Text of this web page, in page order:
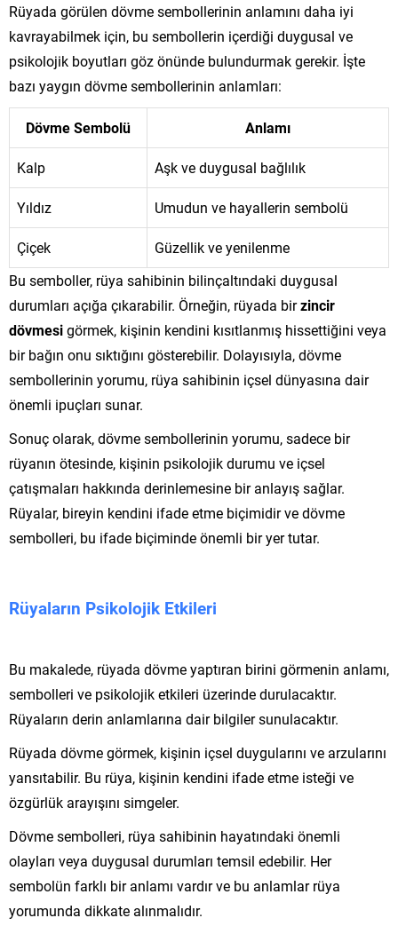
Rüyada görülen dövme sembollerinin anlamını daha iyi
kavrayabilmek için, bu sembollerin içerdiği duygusal ve
psikolojik boyutları göz önünde bulundurmak gerekir. İşte
bazı yaygın dövme sembollerinin anlamları:
Dövme Sembolü Anlamı
Kalp Aşk ve duygusal bağlılık
Yıldız Umudun ve hayallerin sembolü
Çiçek
Güzellik ve yenilenme
Bu semboller, rüya sahibinin bilinçaltındaki duygusal
durumları açığa çıkarabilir. Örneğin, rüyada birzincir
dövmesigörmek, kişinin kendini kısıtlanmış hissettiğini veya
bir bağın onu sıktığını gösterebilir. Dolayısıyla, dövme
sembollerinin yorumu, rüya sahibinin içsel dünyasına dair
önemli ipuçları sunar.
Sonuç olarak, dövme sembollerinin yorumu, sadece bir
rüyanın ötesinde, kişinin psikolojik durumu ve içsel
çatışmaları hakkında derinlemesine bir anlayış sağlar.
Rüyalar, bireyin kendini ifade etme biçimidir ve dövme
sembolleri, bu ifade biçiminde önemli bir yer tutar.
Rüyaların Psikolojik Etkileri
Bu makalede, rüyada dövme yaptıran birini görmenin anlamı,
sembolleri ve psikolojik etkileri üzerinde durulacaktır.
Rüyaların derin anlamlarına dair bilgiler sunulacaktır.
Rüyada dövme görmek, kişinin içsel duygularını ve arzularını
yansıtabilir. Bu rüya, kişinin kendini ifade etme isteği ve
özgürlük arayışını simgeler.
Dövme sembolleri, rüya sahibinin hayatındaki önemli
olayları veya duygusal durumları temsil edebilir. Her
sembolün farklı bir anlamı vardır ve bu anlamlar rüya
yorumunda dikkate alınmalıdır.